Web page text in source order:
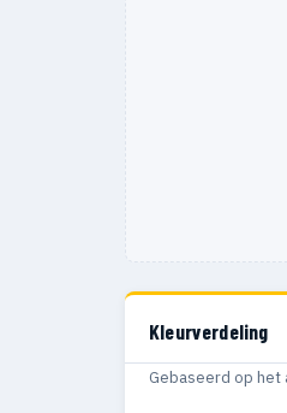
Kleurverdeling
Gebaseerd op het